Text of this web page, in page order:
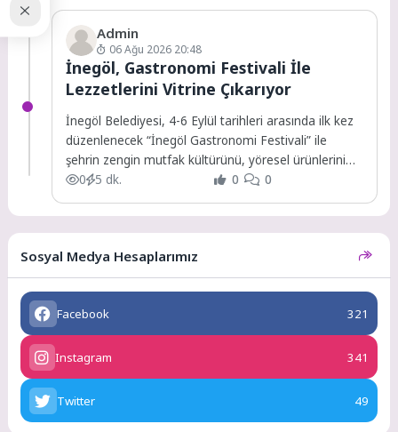
Admin
06 Ağu 2026 20:48
İnegöl, Gastronomi Festivali İle
Lezzetlerini Vitrine Çıkarıyor
İnegöl Belediyesi, 4-6 Eylül tarihleri arasında ilk kez
düzenlenecek “İnegöl Gastronomi Festivali” ile
şehrin zengin mutfak kültürünü, yöresel ürünlerini
ve...
0 5 dk. 0 0
Sosyal Medya Hesaplarımız
Facebook 321
Instagram 341
Twitter 49